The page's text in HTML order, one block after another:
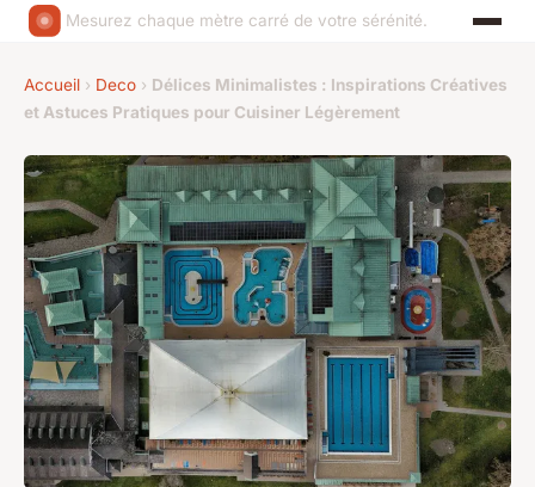
Mesurez chaque mètre carré de votre sérénité.
Accueil › Deco › Délices Minimalistes : Inspirations Créatives
et Astuces Pratiques pour Cuisiner Légèrement